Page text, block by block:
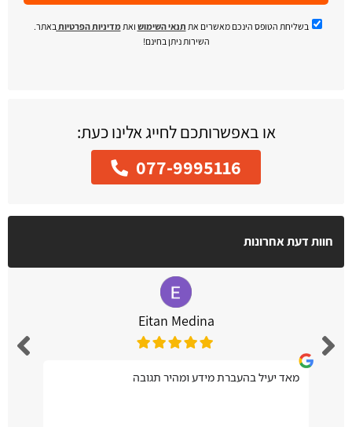
בשליחת הטופס הינכם מאשרים את תנאי השימוש ואתמדיניות הפרטיותבאתר.
השירות ניתן בחינם!
או באפשרותכם לחייג אלינו כעת:
077-9995116
חוות דעת אחרונות
Eitan Medina
מאד יעיל בהעברת מידע ומהיר תגובה